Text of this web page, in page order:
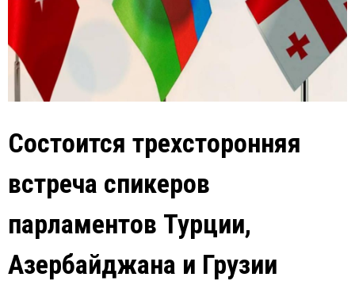
Состоится трехсторонняя
встреча спикеров
парламентов Турции,
Азербайджана и Грузии